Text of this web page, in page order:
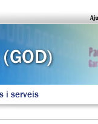
i serveis